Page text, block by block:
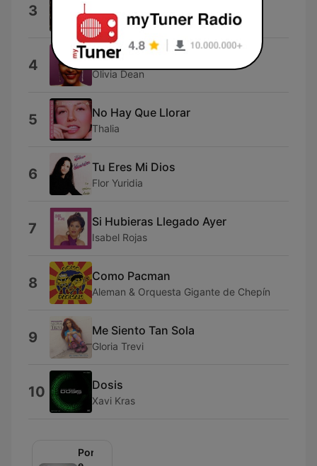
3 Bacanos
4 Dangerously Easy
Olivia Dean
5 No Hay Que Llorar
Thalia
6 Tu Eres Mi Dios
Flor Yuridia
7 Si Hubieras Llegado Ayer
Isabel Rojas
8 Como Pacman
Aleman & Orquesta Gigante de Chepín
9 Me Siento Tan Sola
Gloria Trevi
10 Dosis
Xavi Kras
Por